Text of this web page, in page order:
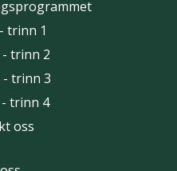
trinn 1
- trinn 2
trinn 3
- trinn 4
oss